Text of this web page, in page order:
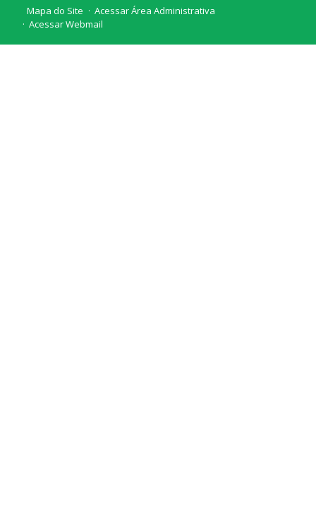
Mapa do Site
Acessar Área Administrativa
Acessar Webmail